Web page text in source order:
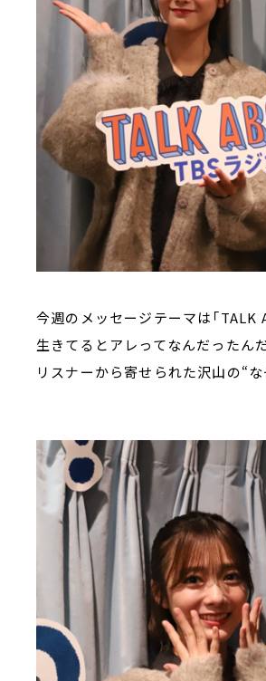
今週のメッセージテーマは「TALK
生きてるとアレってなんだったんだ
リスナーから寄せられた沢山の“